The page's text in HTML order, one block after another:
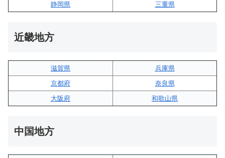
静岡県
三重県
近畿地方
滋賀県
兵庫県
京都府
奈良県
大阪府
和歌山県
中国地方